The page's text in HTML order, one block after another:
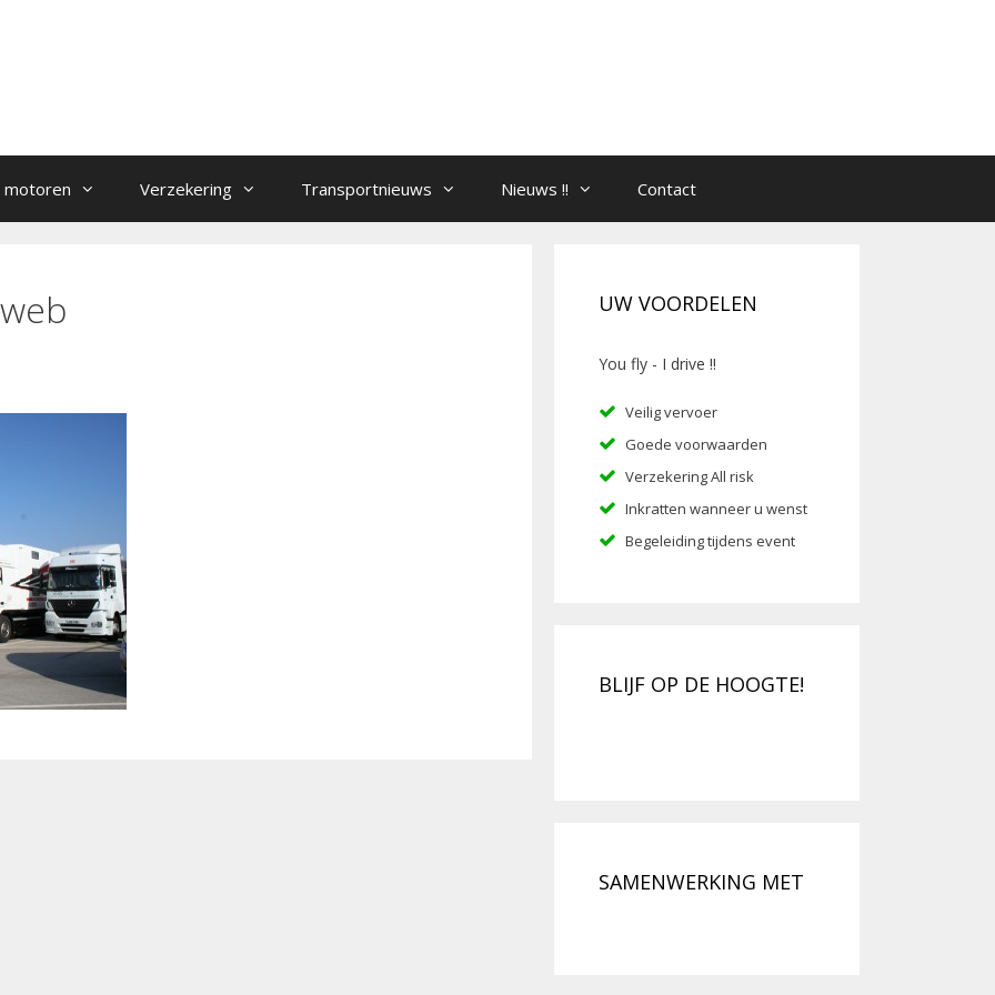
Verzekering Transportnieuws Nieuws !! Contact
UW VOORDELEN
You fly - I drive !!
Veilig vervoer
Goede voorwaarden
Verzekering All risk
Inkratten wanneer u wenst
Begeleiding tijdens event
BLIJF OP DE HOOGTE!
SAMENWERKING MET